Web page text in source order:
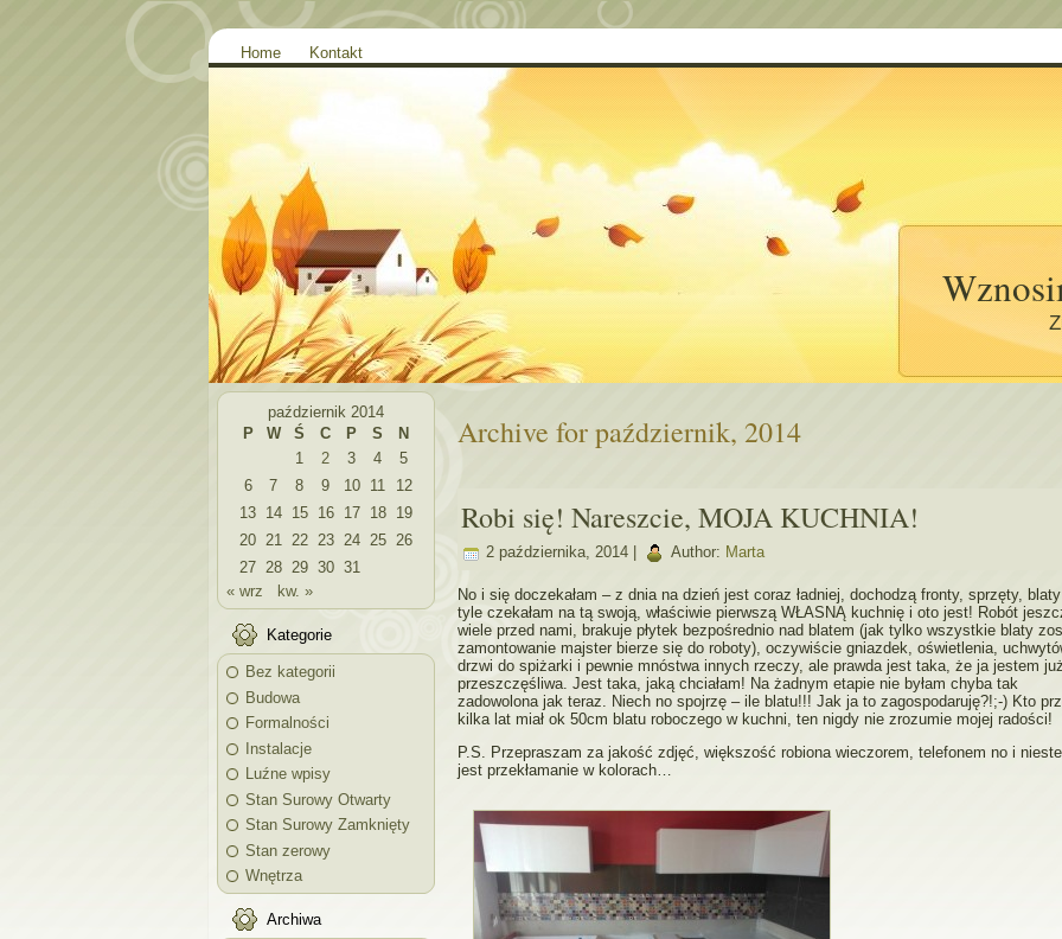
Home Kontakt
październik 2014
P
W Ś C P S
N
1
2 3 4
5
6
7 8 9 10 11
12
13 14 15 16 17 18
19
20 21 22 23 24 25 26
27 28 29 30 31
« wrz
kw. »
Kategorie
Bez kategorii
Budowa
Formalności
Instalacje
Luźne wpisy
Stan Surowy Otwarty
Stan Surowy Zamknięty
Stan zerowy
Wnętrza
Archiwa
Archive for październik, 2014
Robi się! Nareszcie, MOJA KUCHNIA!
2 października, 2014 | Author: Marta
No i się doczekałam – z dnia na dzień jest coraz ładniej, dochodzą fronty, sprzęty,
tyle czekałam na tą swoją, właściwie pierwszą WŁASNĄ kuchnię i oto jest! Robót
wiele przed nami, brakuje płytek bezpośrednio nad blatem (jak tylko wszystkie blaty
zamontowanie majster bierze się do roboty), oczywiście gniazdek, oświetlenia,
drzwi do spiżarki i pewnie mnóstwa innych rzeczy, ale prawda jest taka, że ja jestem już
przeszczęśliwa. Jest taka, jaką chciałam! Na żadnym etapie nie byłam chyba tak
zadowolona jak teraz. Niech no spojrzę – ile blatu!!! Jak ja to zagospodaruję?!;-) Kto
kilka lat miał ok 50cm blatu roboczego w kuchni, ten nigdy nie zrozumie mojej radości!
P.S. Przepraszam za jakość zdjęć, większość robiona wieczorem, telefonem no i
jest przekłamanie w kolorach…